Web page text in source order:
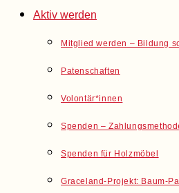
Aktiv werden
Mitglied werden – Bildung
Patenschaften
Volontär*innen
Spenden –
Spenden für Holzmöbel
Graceland-Projekt: Baum-